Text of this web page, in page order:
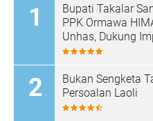
Bupati Takalar
PPK Ormawa
Unhas, Dukung
Program OCEANS
Bukan Sengketa
Persoalan Laoli